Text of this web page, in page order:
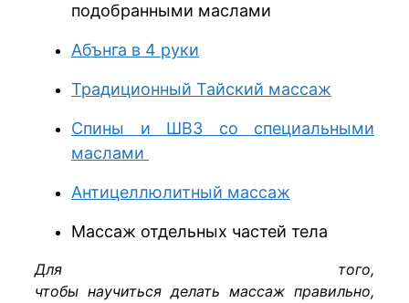
подобранными маслами
Абънга в 4 руки
Традиционный Тайский массаж
Спины и ШВЗ со специальными
маслами
Антицеллюлитный массаж
Массаж отдельных частей тела
Для того,
чтобы научиться делать массаж правильно,